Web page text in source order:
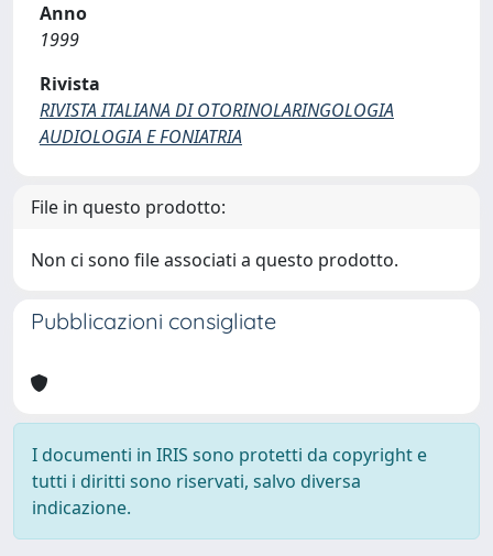
Anno
1999
Rivista
RIVISTA ITALIANA DI OTORINOLARINGOLOGIA
AUDIOLOGIA E FONIATRIA
File in questo prodotto:
Non ci sono file associati a questo prodotto.
Pubblicazioni consigliate
I documenti in IRIS sono protetti da copyright e
tutti i diritti sono riservati, salvo diversa
indicazione.